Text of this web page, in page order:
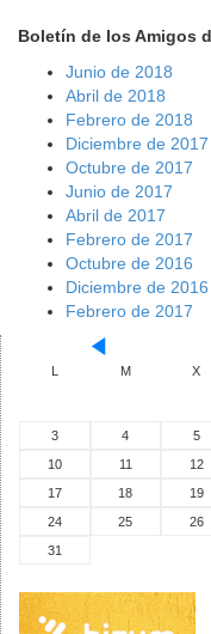
Boletín de los Amigos
Junio de 2018
Abril de 2018
Febrero de 2018
Diciembre de 2017
Octubre de 2017
Junio de 2017
Abril de 2017
Febrero de 2017
Octubre de 2016
Diciembre de 2016
Febrero de 2017
M X
3
4 5
10
11 12
17
18 19
24
25 26
31